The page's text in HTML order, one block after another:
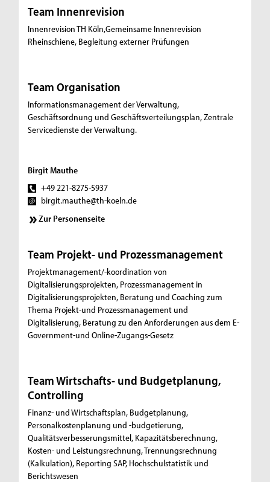
Team Innenrevision
Innenrevision TH Köln,Gemeinsame Innenrevision
Rheinschiene, Begleitung externer Prüfungen
Team Organisation
Informationsmanagement der Verwaltung,
Geschäftsordnung und Geschäftsverteilungsplan, Zentrale
Servicedienste der Verwaltung.
Birgit Mauthe
+49 221-8275-5937
birgit.mauthe@th-koeln.de
Zur Personenseite
Team Projekt- und Prozessmanagement
Projektmanagement/-koordination von
Digitalisierungsprojekten, Prozessmanagement in
Digitalisierungsprojekten, Beratung und Coaching zum
Thema Projekt-und Prozessmanagement und
Digitalisierung, Beratung zu den Anforderungen aus dem E-
Government-und Online-Zugangs-Gesetz
Team Wirtschafts- und Budgetplanung,
Controlling
Finanz- und Wirtschaftsplan, Budgetplanung,
Personalkostenplanung und -budgetierung,
Qualitätsverbesserungsmittel, Kapazitätsberechnung,
Kosten- und Leistungsrechnung, Trennungsrechnung
(Kalkulation), Reporting SAP, Hochschulstatistik und
Berichtswesen